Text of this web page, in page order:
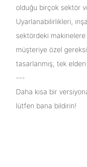
olduğu birçok sektör
Uyarlanabilirlikleri,
sektördeki
müşteriye özel
tasarlanmış, tek
---
Daha kısa bir
lütfen bana bildirin!